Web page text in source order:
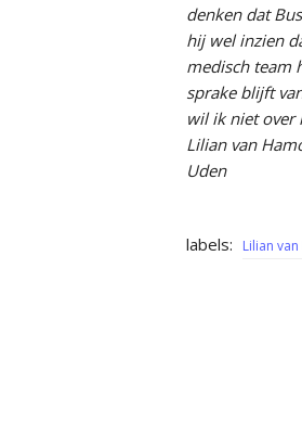
denken dat
hij wel inzien
medisch team
sprake blijft
wil ik niet over
Lilian van
Uden
labels: Lilian